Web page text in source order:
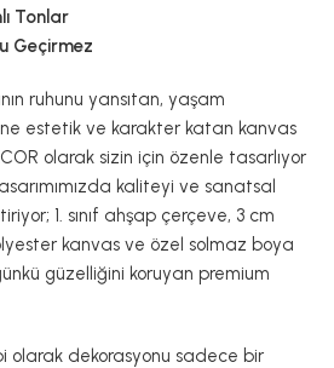
Tonlar
Geçirmez
ruhunu yansıtan, yaşam
estetik ve karakter katan kanvas
olarak sizin için özenle tasarlıyor
kaliteyi ve sanatsal
1. sınıf ahşap çerçeve, 3 cm
kanvas ve özel solmaz boya
güzelliğini koruyan premium
olarak dekorasyonu sadece bir